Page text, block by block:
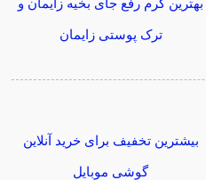
بهترین کرم رفع جای بخیه زایمان و
ترک پوستی زایمان
بیشترین تخفیف برای خرید آنلاین
گوشی موبایل